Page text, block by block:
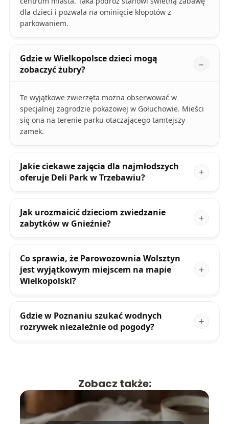
dla dzieci i pozwala na ominięcie kłopotów z
parkowaniem.
Gdzie w Wielkopolsce dzieci mogą
zobaczyć żubry?
Te wyjątkowe zwierzęta można obserwować w
specjalnej zagrodzie pokazowej w Gołuchowie. Mieści
się ona na terenie parku otaczającego tamtejszy
zamek.
Jakie ciekawe zajęcia dla najmłodszych
oferuje Deli Park w Trzebawiu?
Jak urozmaicić dzieciom zwiedzanie
zabytków w Gnieźnie?
Co sprawia, że Parowozownia Wolsztyn
jest wyjątkowym miejscem na mapie
Wielkopolski?
Gdzie w Poznaniu szukać wodnych
rozrywek niezależnie od pogody?
Zobacz także: